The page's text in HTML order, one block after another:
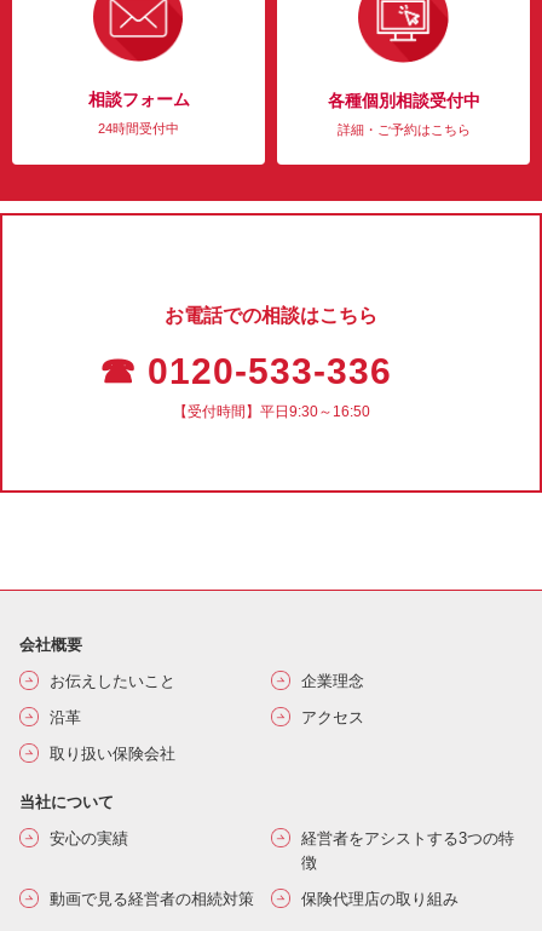
相談フォーム
24時間受付中
各種個別相談受付中
詳細・ご予約はこちら
お電話での相談はこちら
☎ 0120-533-336
【受付時間】平日9:30～16:50
会社概要
お伝えしたいこと
企業理念
沿革
アクセス
取り扱い保険会社
当社について
安心の実績
経営者をアシストする3つの特
徴
動画で見る経営者の相続対策
保険代理店の取り組み